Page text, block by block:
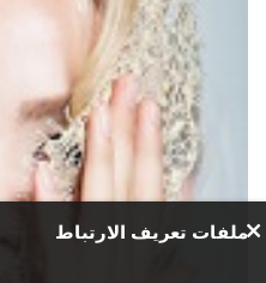
ملفات تعريف الارتباط